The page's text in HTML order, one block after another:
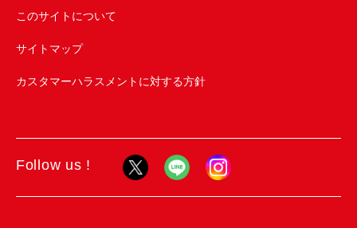
このサイトについて
サイトマップ
カスタマーハラスメントに対する方針
Follow us !